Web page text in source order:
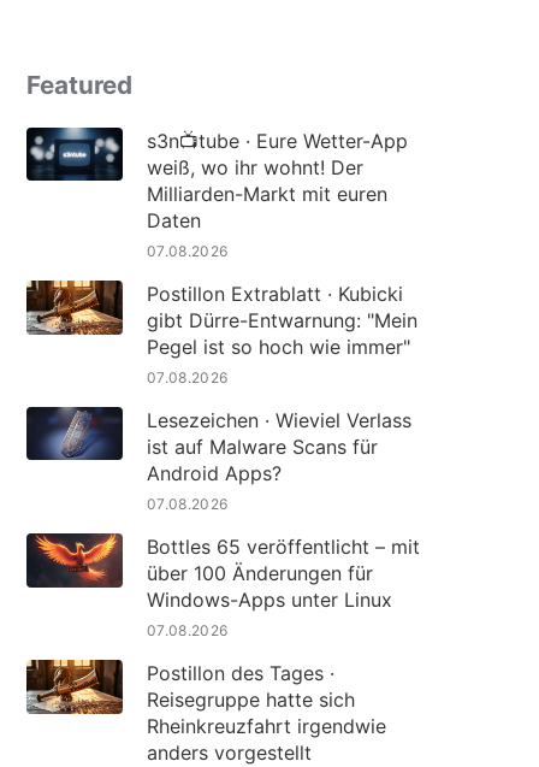
Featured
s3n📺tube · Eure Wetter-App
weiß, wo ihr wohnt! Der
Milliarden-Markt mit euren
Daten
07.08.2026
Postillon Extrablatt · Kubicki
gibt Dürre-Entwarnung: "Mein
Pegel ist so hoch wie immer"
07.08.2026
Lesezeichen · Wieviel Verlass
ist auf Malware Scans für
Android Apps?
07.08.2026
Bottles 65 veröffentlicht – mit
über 100 Änderungen für
Windows-Apps unter Linux
07.08.2026
Postillon des Tages ·
Reisegruppe hatte sich
Rheinkreuzfahrt irgendwie
anders vorgestellt